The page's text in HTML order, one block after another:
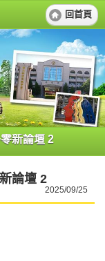
回首頁
新論壇 2
論壇 2
2025/09/25